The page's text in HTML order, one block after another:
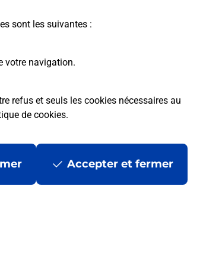
sont les suivantes :
votre navigation.
refus et seuls les cookies nécessaires au
de cookies.
Accepter et fermer